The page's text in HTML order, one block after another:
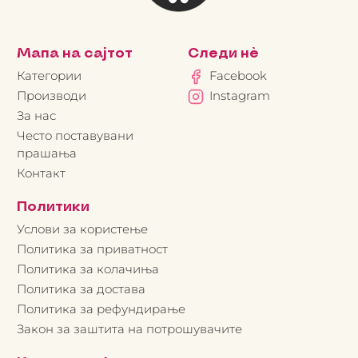
Мапа на сајтот
Категории
Производи
За нас
Често поставувани
прашања
Контакт
Политики
Услови за користење
Политика за приватност
Политика за колачиња
Политика за достава
Политика за рефундирање
Закон за заштита на потрошувачите
Следи нè
Facebook
Instagram